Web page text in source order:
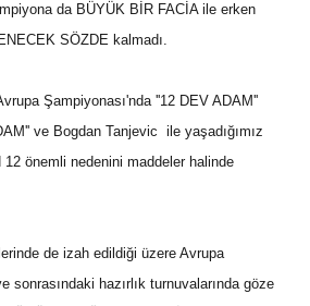
da BÜYÜK BİR FACİA ile erken
SÖZDE kalmadı.
Şampiyonası'nda ''12 DEV ADAM''
ve Bogdan Tanjevic ile yaşadığımız
önemli nedenini maddeler halinde
de izah edildiği üzere Avrupa
sonrasındaki hazırlık turnuvalarında göze